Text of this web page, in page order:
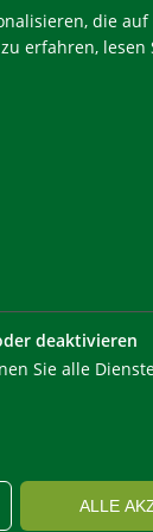
die
erfahren, lesen
deaktivieren
Sie alle
ALLE